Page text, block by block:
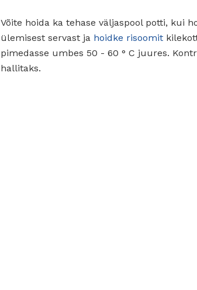
Võite hoida ka tehase väljaspool potti, kui
ülemisest servast ja hoidke risoomit
pimedasse umbes 50 - 60 ° C juures.
hallitaks.